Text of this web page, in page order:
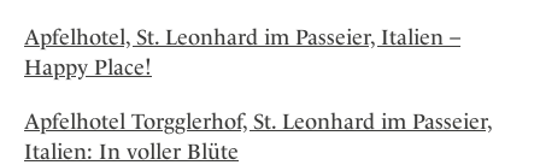
Apfelhotel, St. Leonhard im Passeier, Italien –
Happy Place!
Apfelhotel Torgglerhof, St. Leonhard im Passeier,
Italien: In voller Blüte